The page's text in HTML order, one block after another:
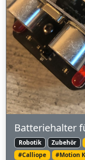
Batteriehalter
Robotik Zubehör
#Calliope
#Motion